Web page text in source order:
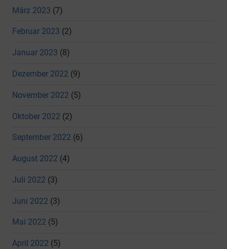
März 2023 (7)
Februar 2023 (2)
Januar 2023 (8)
Dezember 2022 (9)
November 2022 (5)
Oktober 2022 (2)
September 2022 (6)
August 2022 (4)
Juli 2022 (3)
Juni 2022 (3)
Mai 2022 (5)
April 2022 (5)